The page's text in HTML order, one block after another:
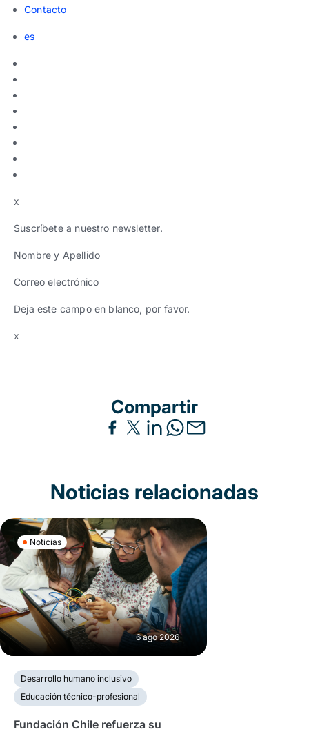
Contacto
es
x
Suscríbete a nuestro newsletter.
Nombre y Apellido
Correo electrónico
Deja este campo en blanco, por favor.
x
Compartir
Noticias relacionadas
Noticias
6 ago 2026
Desarrollo humano inclusivo
Educación técnico-profesional
Fundación Chile refuerza su